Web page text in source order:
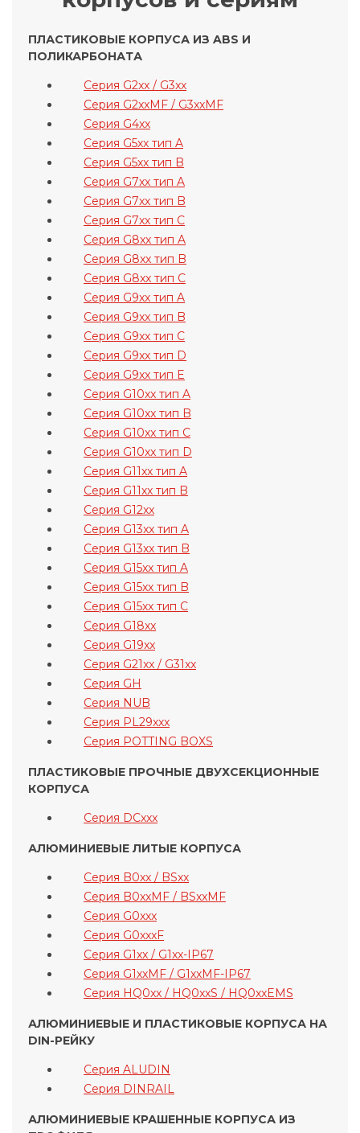
ПЛАСТИКОВЫЕ КОРПУСА ИЗ ABS И
ПОЛИКАРБОНАТА
Серия G2xx / G3xx
Серия G2xxMF / G3xxMF
Серия G4xx
Серия G5xx тип A
Серия G5xx тип B
Серия G7xx тип A
Серия G7xx тип B
Серия G7xx тип C
Серия G8xx тип A
Серия G8xx тип B
Серия G8xx тип C
Серия G9xx тип A
Серия G9xx тип B
Серия G9xx тип C
Серия G9xx тип D
Серия G9xx тип E
Серия G10xx тип A
Серия G10xx тип B
Серия G10xx тип C
Серия G10xx тип D
Серия G11xx тип A
Серия G11xx тип B
Серия G12xx
Серия G13xx тип A
Серия G13xx тип B
Серия G15xx тип A
Серия G15xx тип B
Серия G15xx тип C
Серия G18xx
Серия G19xx
Серия G21xx / G31xx
Серия GH
Серия NUB
Серия PL29xxx
Серия POTTING BOXS
ПЛАСТИКОВЫЕ ПРОЧНЫЕ ДВУХСЕКЦИОННЫЕ
КОРПУСА
Серия DCxxx
АЛЮМИНИЕВЫЕ ЛИТЫЕ КОРПУСА
Серия B0xx / BSxx
Серия B0xxMF / BSxxMF
Серия G0xxx
Серия G0xxxF
Серия G1xx / G1xx-IP67
Серия G1xxMF / G1xxMF-IP67
Серия HQ0xx / HQ0xxS / HQ0xxEMS
АЛЮМИНИЕВЫЕ И ПЛАСТИКОВЫЕ КОРПУСА НА
DIN-РЕЙКУ
Серия ALUDIN
Серия DINRAIL
АЛЮМИНИЕВЫЕ КРАШЕННЫЕ КОРПУСА ИЗ